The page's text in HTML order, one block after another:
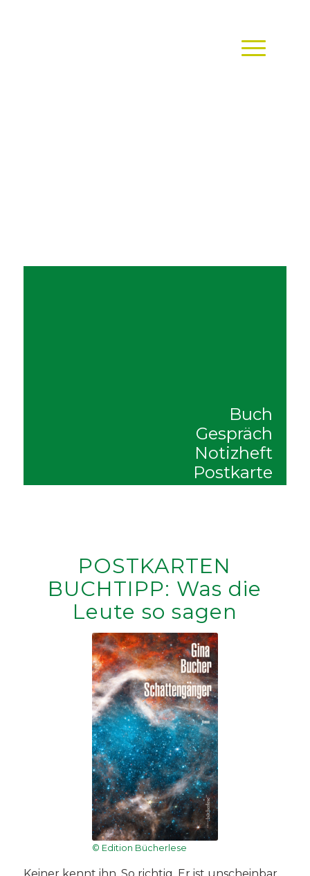
Buch
Gespräch
Notizheft
Postkarte
POSTKARTEN
BUCHTIPP: Was die
Leute so sagen
© Edition Bücherlese